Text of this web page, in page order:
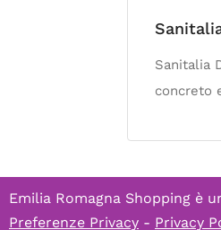
Sanitalia
concreto
Emilia Romagna Shopping è
Preferenze Privacy - Privacy